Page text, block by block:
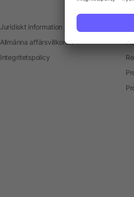
Juridiskt information
Allmänna affärsvillkoren
Integritetspolicy